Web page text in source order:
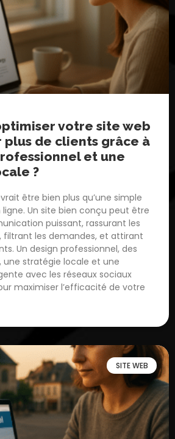
votre site web
de clients grâce à
et une
?
être bien plus qu’une simple
Un site bien conçu peut être
puissant, rassurant les
filtrant les demandes, et attirant
Un design professionnel, des
une stratégie locale et une
avec les réseaux sociaux
maximiser l’efficacité de votre
SITE WEB